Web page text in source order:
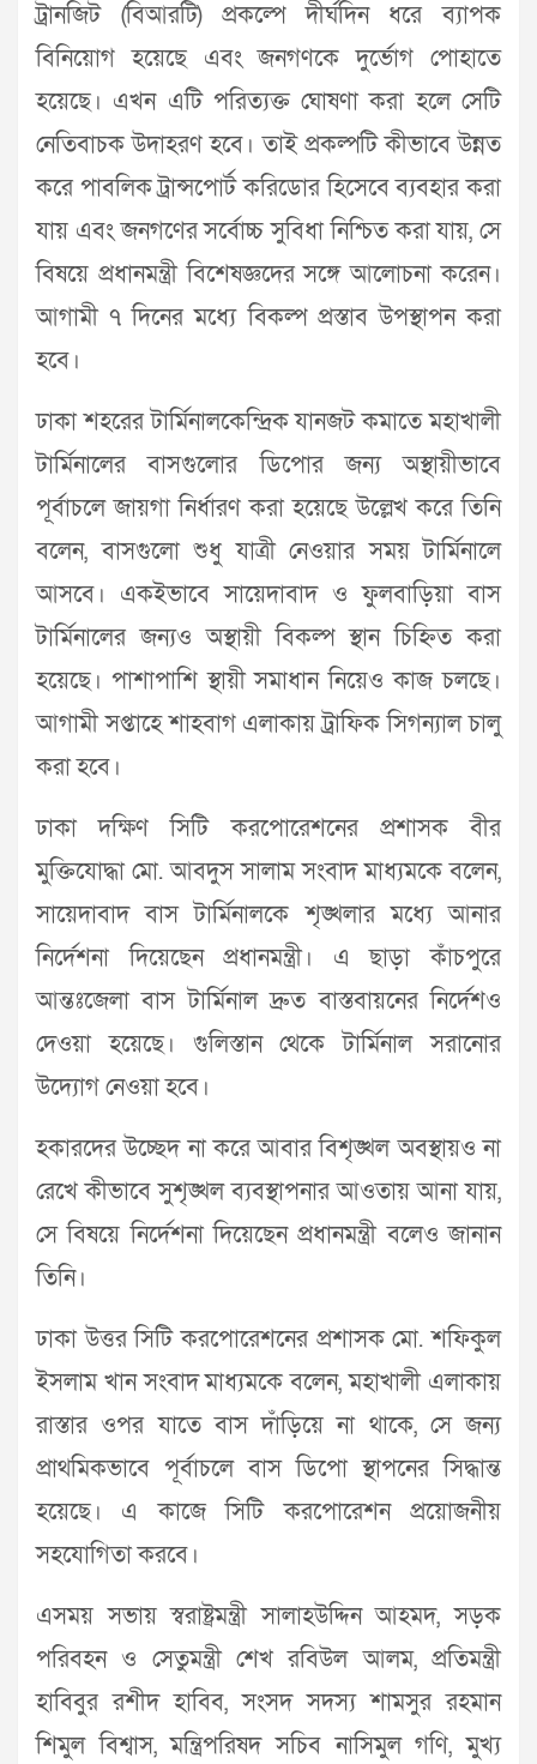
ট্রানজিট (বিআরটি) প্রকল্পে দীর্ঘদিন ধরে ব্যাপক
বিনিয়োগ হয়েছে এবং জনগণকে দুর্ভোগ পোহাতে
হয়েছে। এখন এটি পরিত্যক্ত ঘোষণা করা হলে সেটি
নেতিবাচক উদাহরণ হবে। তাই প্রকল্পটি কীভাবে উন্নত
করে পাবলিক ট্রান্সপোর্ট করিডোর হিসেবে ব্যবহার করা
যায় এবং জনগণের সর্বোচ্চ সুবিধা নিশ্চিত করা যায়, সে
বিষয়ে প্রধানমন্ত্রী বিশেষজ্ঞদের সঙ্গে আলোচনা করেন।
আগামী ৭ দিনের মধ্যে বিকল্প প্রস্তাব উপস্থাপন করা
হবে।
ঢাকা শহরের টার্মিনালকেন্দ্রিক যানজট কমাতে মহাখালী
টার্মিনালের বাসগুলোর ডিপোর জন্য অস্থায়ীভাবে
পূর্বাচলে জায়গা নির্ধারণ করা হয়েছে উল্লেখ করে তিনি
বলেন, বাসগুলো শুধু যাত্রী নেওয়ার সময় টার্মিনালে
আসবে। একইভাবে সায়েদাবাদ ও ফুলবাড়িয়া বাস
টার্মিনালের জন্যও অস্থায়ী বিকল্প স্থান চিহ্নিত করা
হয়েছে। পাশাপাশি স্থায়ী সমাধান নিয়েও কাজ চলছে।
আগামী সপ্তাহে শাহবাগ এলাকায় ট্রাফিক সিগন্যাল চালু
করা হবে।
ঢাকা দক্ষিণ সিটি করপোরেশনের প্রশাসক বীর
মুক্তিযোদ্ধা মো. আবদুস সালাম সংবাদ মাধ্যমকে বলেন,
সায়েদাবাদ বাস টার্মিনালকে শৃঙ্খলার মধ্যে আনার
নির্দেশনা দিয়েছেন প্রধানমন্ত্রী। এ ছাড়া কাঁচপুরে
আন্তঃজেলা বাস টার্মিনাল দ্রুত বাস্তবায়নের নির্দেশও
দেওয়া হয়েছে। গুলিস্তান থেকে টার্মিনাল সরানোর
উদ্যোগ নেওয়া হবে।
হকারদের উচ্ছেদ না করে আবার বিশৃঙ্খল অবস্থায়ও না
রেখে কীভাবে সুশৃঙ্খল ব্যবস্থাপনার আওতায় আনা যায়,
সে বিষয়ে নির্দেশনা দিয়েছেন প্রধানমন্ত্রী বলেও জানান
তিনি।
ঢাকা উত্তর সিটি করপোরেশনের প্রশাসক মো. শফিকুল
ইসলাম খান সংবাদ মাধ্যমকে বলেন, মহাখালী এলাকায়
রাস্তার ওপর যাতে বাস দাঁড়িয়ে না থাকে, সে জন্য
প্রাথমিকভাবে পূর্বাচলে বাস ডিপো স্থাপনের সিদ্ধান্ত
হয়েছে। এ কাজে সিটি করপোরেশন প্রয়োজনীয়
সহযোগিতা করবে।
এসময় সভায় স্বরাষ্ট্রমন্ত্রী সালাহউদ্দিন আহমদ, সড়ক
পরিবহন ও সেতুমন্ত্রী শেখ রবিউল আলম, প্রতিমন্ত্রী
হাবিবুর রশীদ হাবিব, সংসদ সদস্য শামসুর রহমান
শিমুল বিশ্বাস, মন্ত্রিপরিষদ সচিব নাসিমুল গণি, মুখ্য